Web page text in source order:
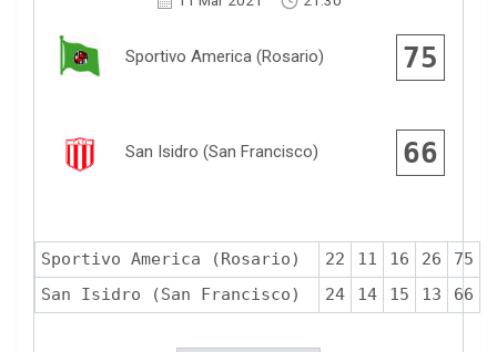
Sportivo America (Rosario) 75
San Isidro (San Francisco) 66
Sportivo America (Rosario) 22 11 16 26
75
San Isidro (San Francisco)
24 14 15 13 66